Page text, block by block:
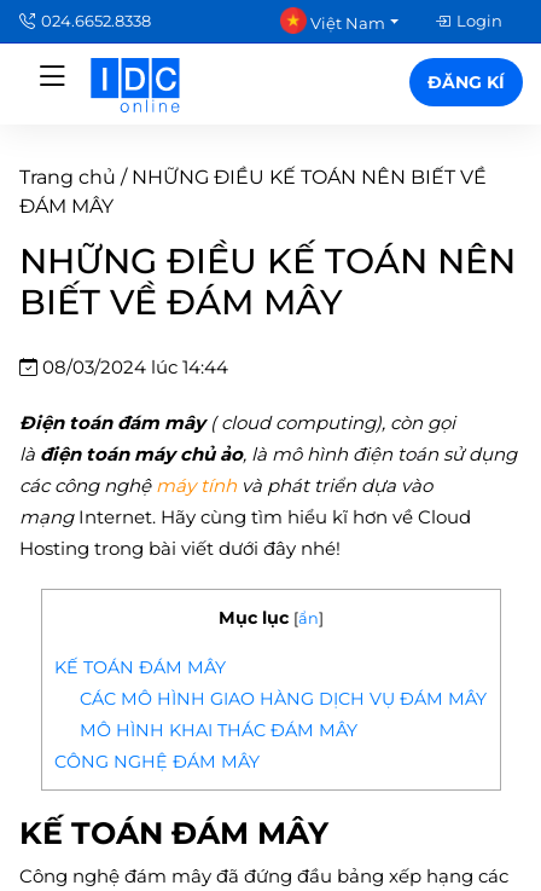
024.6652.8338 Việt Nam Login
ĐĂNG KÍ
Trang chủ / NHỮNG ĐIỀU KẾ TOÁN NÊN BIẾT VỀ
ĐÁM MÂY
NHỮNG ĐIỀU KẾ TOÁN NÊN
BIẾT VỀ ĐÁM MÂY
08/03/2024 lúc 14:44
Điện toán đám mây( cloud computing), còn gọi
là điện toán máy chủ ảo, là mô hình điện toán sử dụng
các công nghệ máy tính và phát triển dựa vào
mạng Internet. Hãy cùng tìm hiểu kĩ hơn về Cloud
Hosting trong bài viết dưới đây nhé!
Mục lục [ẩn]
KẾ TOÁN ĐÁM MÂY
CÁC MÔ HÌNH GIAO HÀNG DỊCH VỤ ĐÁM MÂY
MÔ HÌNH KHAI THÁC ĐÁM MÂY
CÔNG NGHỆ ĐÁM MÂY
KẾ TOÁN ĐÁM MÂY
Công nghệ đám mây đã đứng đầu bảng xếp hạng các